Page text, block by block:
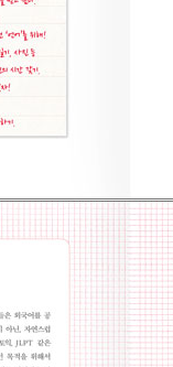
친구들
알고 싶다!